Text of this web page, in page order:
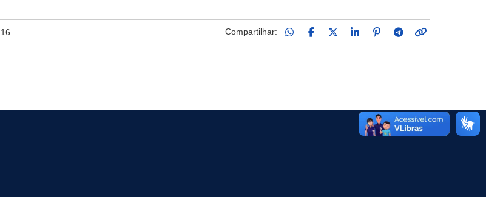
Compartilhar: